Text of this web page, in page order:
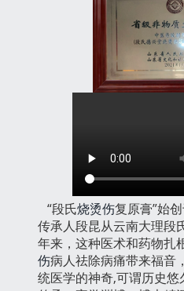
“段氏烧烫伤复原膏”始
传承人段昆从云南大理段
年来，这种医术和药物扎
伤病人祛除病痛带来福音
统医学的神奇,可谓历史